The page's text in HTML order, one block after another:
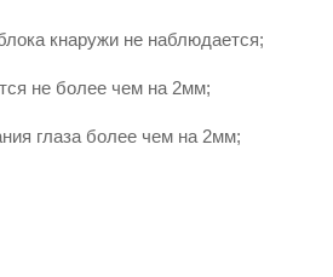
кнаружи не наблюдается;
не более чем на 2мм;
глаза более чем на 2мм;